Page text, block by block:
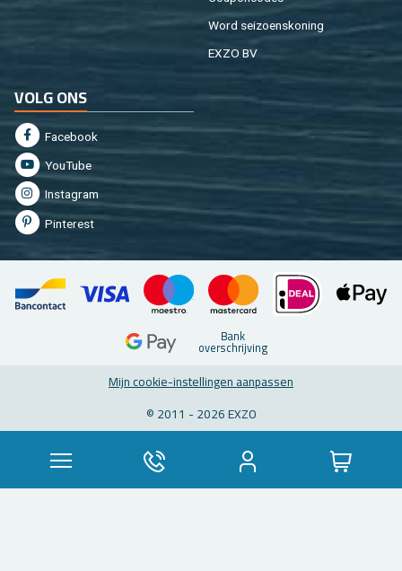
Word sei­zoens­ko­ning
EXZO BV
VOLG ONS
Fa­cebook
You­Tu­be
In­st­agram
Pin­te­rest
Bank
over­schrij­ving
Mijn coo­kie-in­stel­lin­gen aan­pas­sen
© 2011 - 2026 EXZO